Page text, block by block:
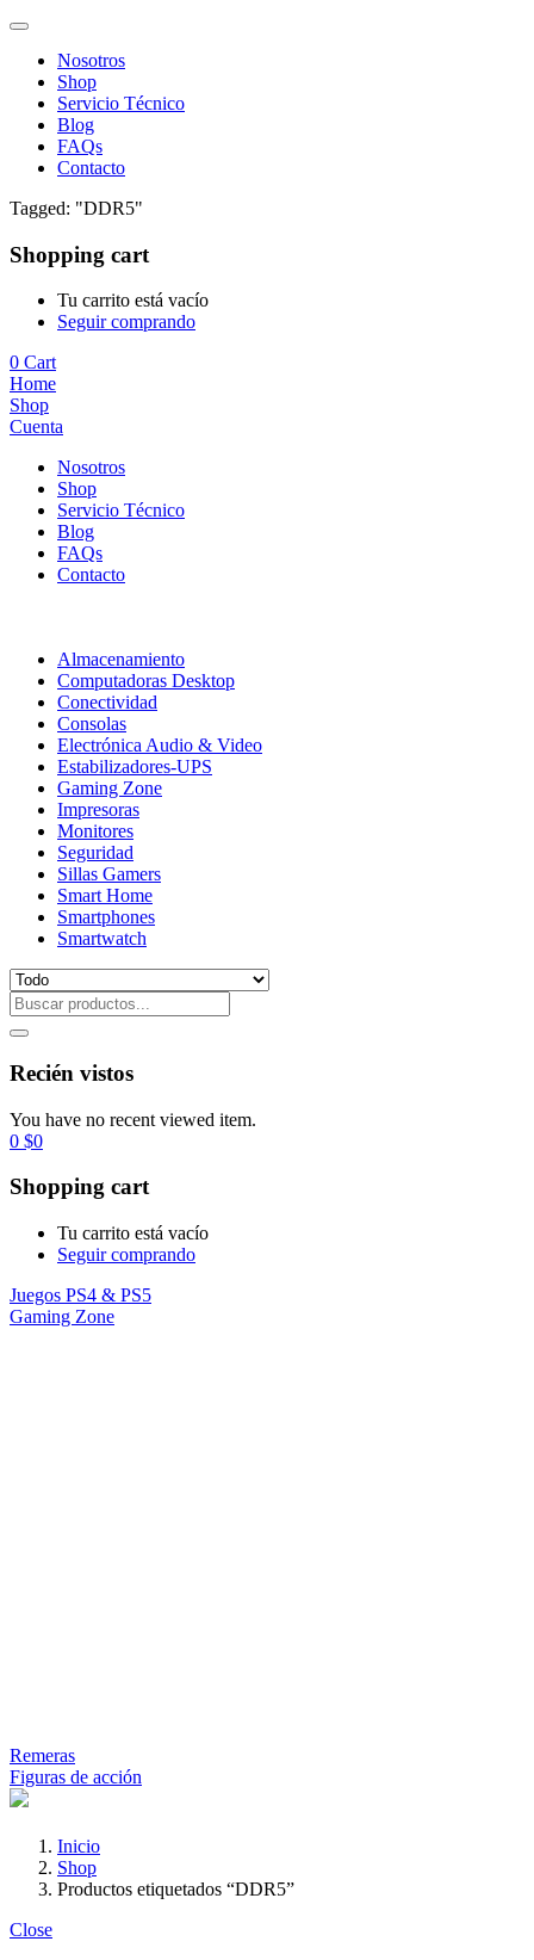
Nosotros
Shop
Servicio Técnico
Blog
FAQs
Contacto
Tagged: "DDR5"
Shopping cart
Tu carrito está vacío
Seguir comprando
0 Cart
Home
Shop
Cuenta
Nosotros
Shop
Servicio Técnico
Blog
FAQs
Contacto
Almacenamiento
Computadoras Desktop
Conectividad
Consolas
Electrónica Audio & Video
Estabilizadores-UPS
Gaming Zone
Impresoras
Monitores
Seguridad
Sillas Gamers
Smart Home
Smartphones
Smartwatch
Recién vistos
You have no recent viewed item.
0 $0
Shopping cart
Tu carrito está vacío
Seguir comprando
Juegos PS4 & PS5
Gaming Zone
Remeras
Figuras de acción
Inicio
Shop
Productos etiquetados “DDR5”
Close